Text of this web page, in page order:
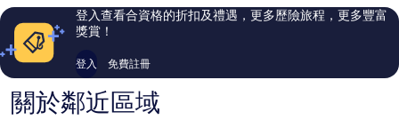
評
價
篇
評
評
價
登入查看合資格的折扣及禮遇，更多歷險旅程，更多豐富
獎賞！
登入 免費註冊
關於鄰近區域